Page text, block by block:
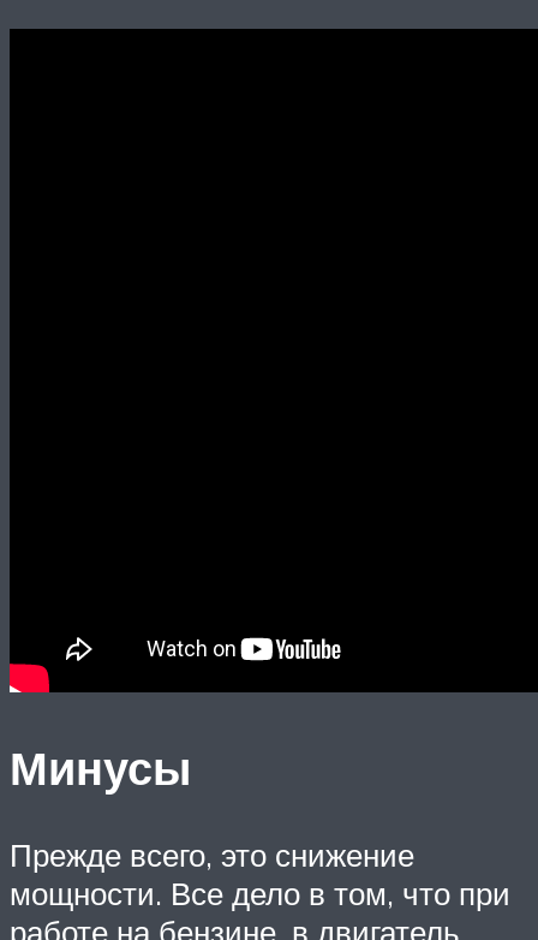
Минусы
Прежде всего, это снижение
мощности. Все дело в том, что при
работе на бензине, в двигатель